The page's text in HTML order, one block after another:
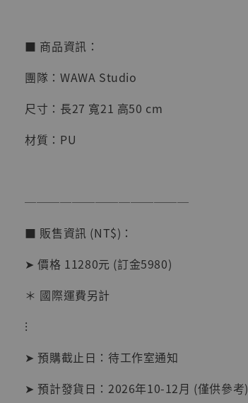
加入購物車
【店內現貨】海賊王
Studio]
NT$ 1,870
■ 商品資訊：
團隊：WAWA Studio
尺寸：長27 寬21 高50 cm
材質：PU
──────────────
■ 販售資訊 (NT$)：
➤ 價格 11280元 (訂金5980)
＊ 國際運費另計
⁝
➤ 預購截止日：待工作室通知
➤ 預計發貨日：2026年10-12月 (僅供參考)